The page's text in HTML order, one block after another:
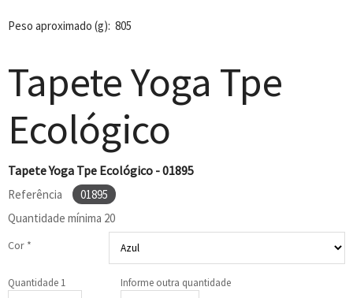
Peso aproximado (g): 805
Tapete Yoga Tpe
Ecológico
Tapete Yoga Tpe Ecológico - 01895
Referência
01895
Quantidade mínima 20
Cor *
Quantidade 1
Informe outra quantidade